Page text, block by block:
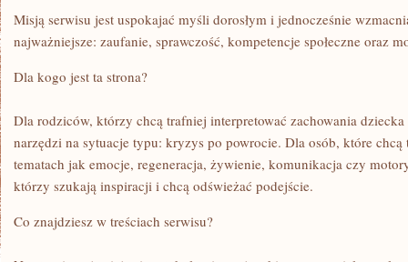
Misją serwisu jest uspokajać myśli dorosłym i jednocześnie
najważniejsze: zaufanie, sprawczość, kompetencje społeczne oraz
Dla kogo jest ta strona?
Dla rodziców, którzy chcą trafniej interpretować zachowania
narzędzi na sytuacje typu: kryzys po powrocie. Dla osób, które
tematach jak emocje, regeneracja, żywienie, komunikacja czy
którzy szukają inspiracji i chcą odświeżać podejście.
Co znajdziesz w treściach serwisu?